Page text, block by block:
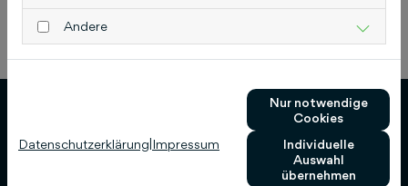
Previous
Next
Andere
Datenschutzerklärung Impressum
Nur notwendige
Cookies
Individuelle
Auswahl
übernehmen